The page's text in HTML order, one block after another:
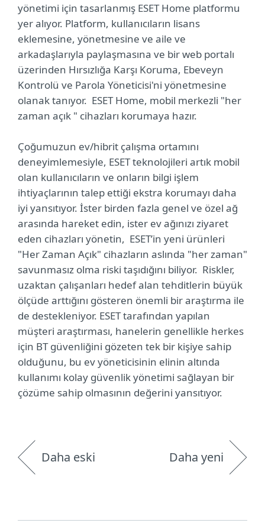
yönetimi için tasarlanmış ESET Home platformu
yer alıyor. Platform, kullanıcıların lisans
eklemesine, yönetmesine ve aile ve
arkadaşlarıyla paylaşmasına ve bir web portalı
üzerinden Hırsızlığa Karşı Koruma, Ebeveyn
Kontrolü ve Parola Yöneticisi'ni yönetmesine
olanak tanıyor. ESET Home, mobil merkezli "her
zaman açık " cihazları korumaya hazır.
Çoğumuzun ev/hibrit çalışma ortamını
deneyimlemesiyle, ESET teknolojileri artık mobil
olan kullanıcıların ve onların bilgi işlem
ihtiyaçlarının talep ettiği ekstra korumayı daha
iyi yansıtıyor. İster birden fazla genel ve özel ağ
arasında hareket edin, ister ev ağınızı ziyaret
eden cihazları yönetin, ESET’in yeni ürünleri
"Her Zaman Açık" cihazların aslında "her zaman"
savunmasız olma riski taşıdığını biliyor. Riskler,
uzaktan çalışanları hedef alan tehditlerin büyük
ölçüde arttığını gösteren önemli bir araştırma ile
de destekleniyor. ESET tarafından yapılan
müşteri araştırması, hanelerin genellikle herkes
için BT güvenliğini gözeten tek bir kişiye sahip
olduğunu, bu ev yöneticisinin elinin altında
kullanımı kolay güvenlik yönetimi sağlayan bir
çözüme sahip olmasının değerini yansıtıyor.
Daha eski Daha yeni